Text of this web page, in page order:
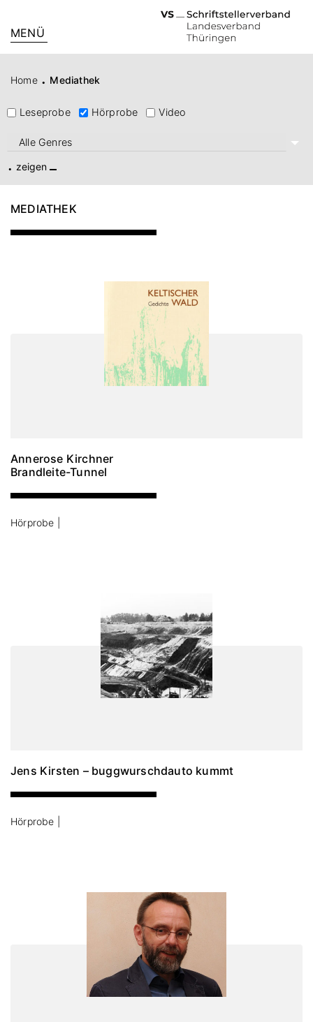
MENÜ
Home . Mediathek
Leseprobe Hörprobe Video
Alle Genres
.
MEDIATHEK
Annerose Kirchner
Brandleite-Tunnel
Hörprobe |
Jens Kirsten – buggwurschdauto kummt
Hörprobe |